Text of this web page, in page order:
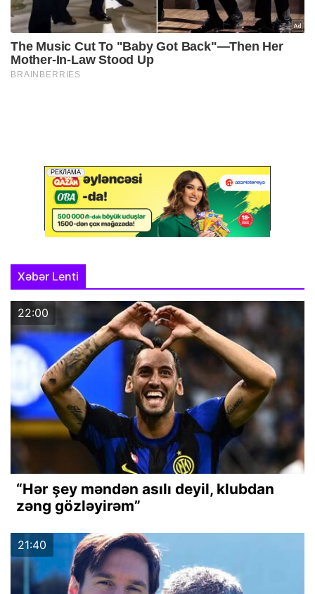
Xəbər Lenti
22:00
“Hər şey məndən asılı deyil, klubdan
zəng gözləyirəm”
21:40